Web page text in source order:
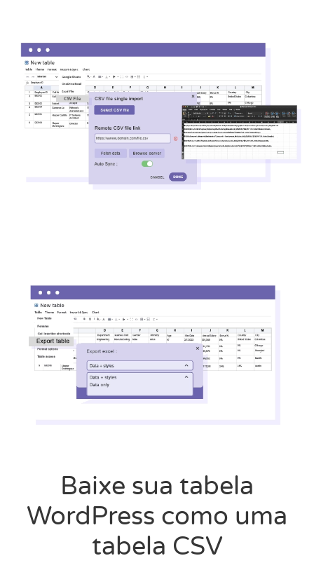
Baixe sua tabela
WordPress como uma
tabela CSV